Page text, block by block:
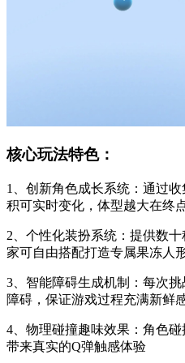
核心玩法特色：
1、创新角色成长系统：通过
积可实时变化，体型越大在终
2、个性化装扮系统：提供数
家可自由搭配打造专属果冻人
3、智能障碍生成机制：每次
障碍，保证游戏过程充满新鲜
4、物理碰撞趣味效果：角色
带来真实的Q弹触感体验